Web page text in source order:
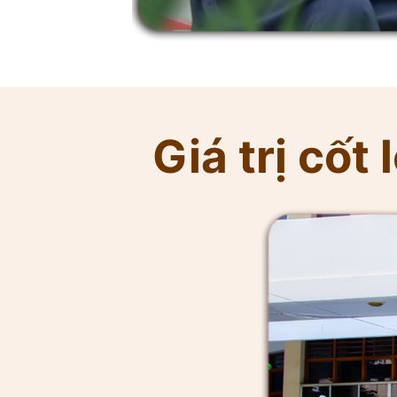
Giá trị cốt